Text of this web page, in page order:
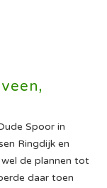
Spoor in
Ringdijk en
de plannen tot
daar toen